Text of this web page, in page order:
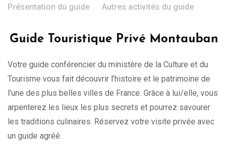
Présentation du guide Autres activités du guide
Guide Touristique Privé Montauban
Votre guide conférencier du ministère de la Culture et du
Tourisme vous fait découvrir l’histoire et le patrimoine de
l’une des plus belles villes de France. Grâce à lui/elle, vous
arpenterez les lieux les plus secrets et pourrez savourer
les traditions culinaires. Réservez votre visite privée avec
un guide agréé.